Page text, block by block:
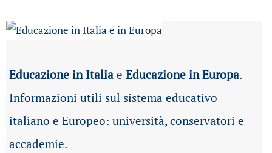
Educazione in Italiae Educazione in Europa.
Informazioni utili sul sistema educativo
italiano e Europeo: università, conservatori e
accademie.